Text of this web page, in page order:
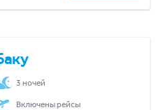
3 ночей
Включены рейсы